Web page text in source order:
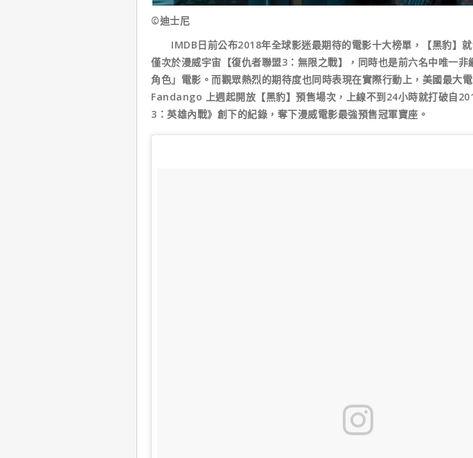
©迪士尼
IMDB日前公布2018年全球影迷最期待的電影十大榜單，【黑豹】就
僅次於漫威宇宙【復仇者聯盟3：無限之戰】，同時也是前六名中唯一非
角色」電影。而觀眾熱烈的期待度也同時表現在實際行動上，美國最大
Fandango 上週起開放【黑豹】預售場次，上線不到24小時就打破自
3：英雄內戰》創下的紀錄，奪下漫威電影最強預售冠軍寶座。